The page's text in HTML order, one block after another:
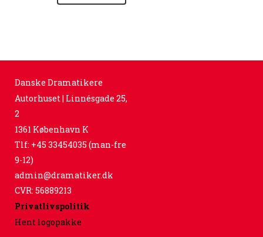
Danske Dramatikere
Autorhuset | Linnésgade 25,
2
1361 København K
Tlf: +45 33454035 (man-fre
9-12)
admin@dramatiker.dk
CVR: 56889213
Privatlivspolitik
Hent logopakke